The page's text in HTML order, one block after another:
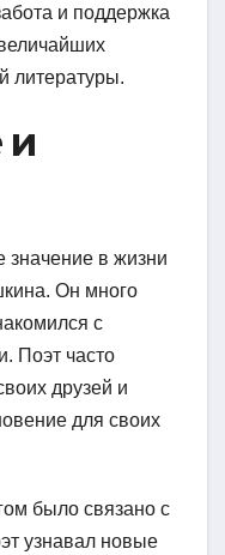
и поддержка
литературы.
и
в жизни
Он много
с
Поэт часто
друзей и
для своих
было связано с
узнавал новые